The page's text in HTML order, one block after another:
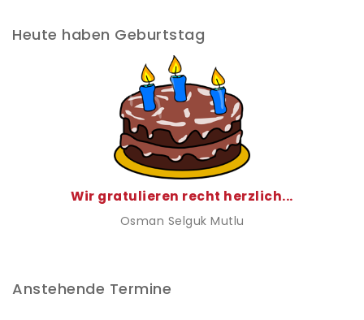
Heute haben Geburtstag
Wir gratulieren recht herzlich...
Osman Selguk Mutlu
Anstehende Termine